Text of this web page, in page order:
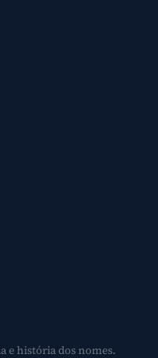
e história dos nomes.